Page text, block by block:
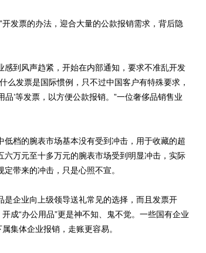
发票的办法，迎合大量的公款报销需求，背后隐
到风声趋紧，开始在内部通知，要求不准乱开发
么发票是国际惯例，只不过中国客户有特殊要求，
品’等发票，以方便公款报销。”一位奢侈品销售业
档的腕表市场基本没有受到冲击，用于收藏的超
万元至十多万元的腕表市场受到明显冲击，实际
带来的冲击，只是心照不宣。
企业向上级领导送礼常见的选择，而且发票开
成“办公用品”更是神不知、鬼不觉。一些国有企业
集体企业报销，走账更容易。